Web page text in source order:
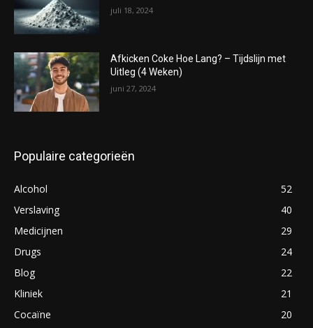
juli 18, 2024
Afkicken Coke Hoe Lang? – Tijdslijn met
Uitleg (4 Weken)
juni 27, 2024
Populaire categorieën
Alcohol
52
Verslaving
40
Medicijnen
29
Drugs
24
Blog
22
Kliniek
21
Cocaïne
20